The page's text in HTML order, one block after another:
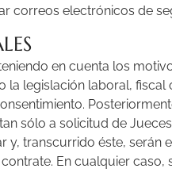
correos electrónicos de
en cuenta los
legislación laboral,
sólo a solicitud de
transcurrido éste, serán
En cualquier